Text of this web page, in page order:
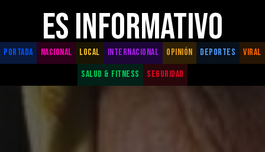
ES INFORMATIVO
PORTADA NACIONAL LOCAL INTERNACIONAL OPINIÓN DEPORTES
VIRAL
SALUD & FITNESS
SEGURIDAD